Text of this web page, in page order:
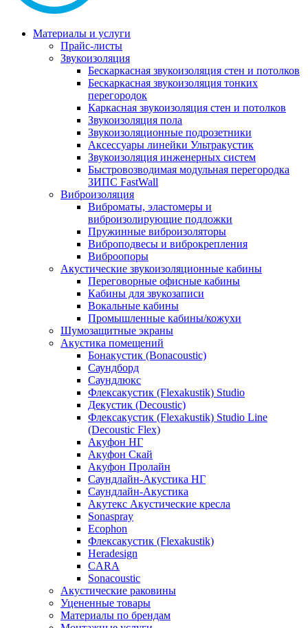
Материалы и услуги
Прайс-листы
Звукоизоляция
Бескаркасная звукоизоляция стен и потолков
Бескаркасная звукоизоляция тонких
перегородок
Каркасная звукоизоляция стен и потолков
Звукоизоляция пола
Звукоизоляционные подрозетники
Аксессуары линейки Ультракустик
Звукоизоляция инженерных систем
Быстровозводимая модульная перегородка
ЗИПС FastWall
Виброизоляция
Виброматы, эластомеры и
виброизолирующие подложки
Пружинные виброизоляторы
Виброподвесы и виброкрепления
Виброопоры
Акустические звукоизоляционные кабины
Переговорные офисные кабины
Кабины для звукозаписи
Вокальные кабины
Промышленные кабины/кожухи
Шумозащитные экраны
Акустика помещений
Бонакустик (Bonacoustic)
Саундборд
Саундлюкс
Флексакустик (Flexakustik) Studio
Декустик (Decoustic)
Флексакустик (Flexakustik) Studio Line
(Decoustic Flex)
Акуфон НГ
Акуфон Скай
Акуфон Пролайн
Саундлайн-Акустика НГ
Саундлайн-Акустика
Акутекс Акустические кресла
Sonaspray
Ecophon
Флексакустик (Flexakustik)
Heradesign
CARA
Sonacoustic
Акустические раковины
Уцененные товары
Материалы по брендам